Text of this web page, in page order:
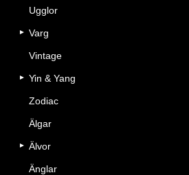
Ugglor
Varg
Vintage
Yin & Yang
Zodiac
Älgar
Älvor
Änglar